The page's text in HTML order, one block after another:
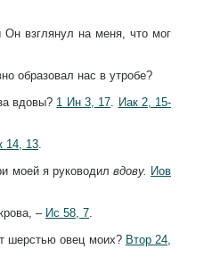
Он взглянул на меня, что мог
образовал нас в утробе?
вдовы? 1 Ин 3, 17. Иак 2, 15-
14, 13.
моей я руководил вдову. Иов
– Ис 58, 7.
шерстью овец моих? Втор 24,